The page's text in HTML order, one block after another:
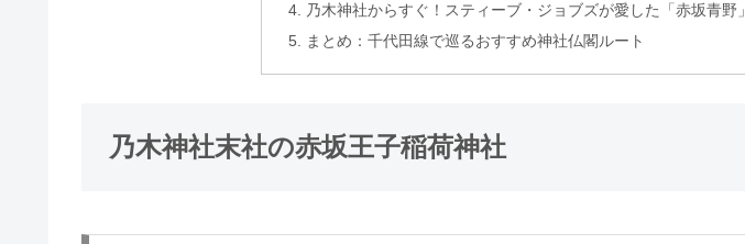
乃木神社からすぐ！スティーブ・ジョブズが愛した「赤坂青野」
まとめ：千代田線で巡るおすすめ神社仏閣ルート
乃木神社末社の赤坂王子稲荷神社